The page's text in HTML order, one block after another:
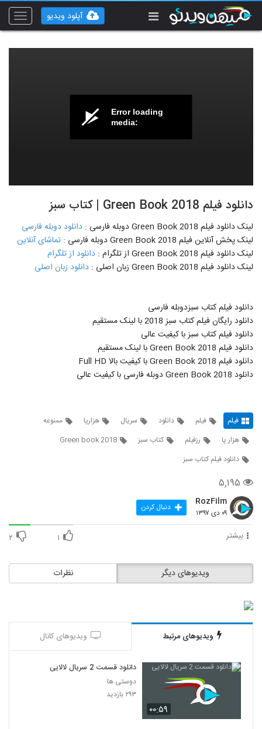
Toggle
آپلود ویدیو
Error loading
media:
دانلود فیلم Green Book 2018 | کتاب سبز
لینک دانلود فیلم Green Book 2018 دوبله فارسی :
دانلود دوبله فارسی
لینک پخش آنلاین فیلم Green Book 2018 دوبله فارسی :
تماشای آنلاین
لینک دانلود فیلم Green Book 2018 از تلگرام :
دانلود از تلگرام
لینک دانلود فیلم Green Book 2018 زبان اصلی :
دانلود زبان اصلی
دانلود فیلم کتاب سبزدوبله فارسی
دانلود رایگان فیلم کتاب سبز 2018 با لینک مستقیم
دانلود فیلم کتاب سبز با کیفیت عالی
دانلود فیلم Green Book 2018 با لینک مستقیم
دانلود فیلم Green Book 2018 با کیفیت بالا Full HD
دانلود Green Book 2018 دوبله فارسی با کیفیت عالی
فیلم فیلم دانلود سریال هزارپا
ممنوعه
هزار پا
رزفیلم کتاب سبز
Green book 2018
دانلود فیلم کتاب سبز
۵,۱۹۵
RozFilm
۰۹ دی ۱۳۹۷ دنبال کردن
بیشتر ۱ ۲
نظرات ویدیوهای دیگر
ویدیوهای مرتبط ویدیوهای کانال
۰۰:۵۹
دانلود قسمت 2 سریال لالایی
دوستی ها
۲۹۳ بازدید